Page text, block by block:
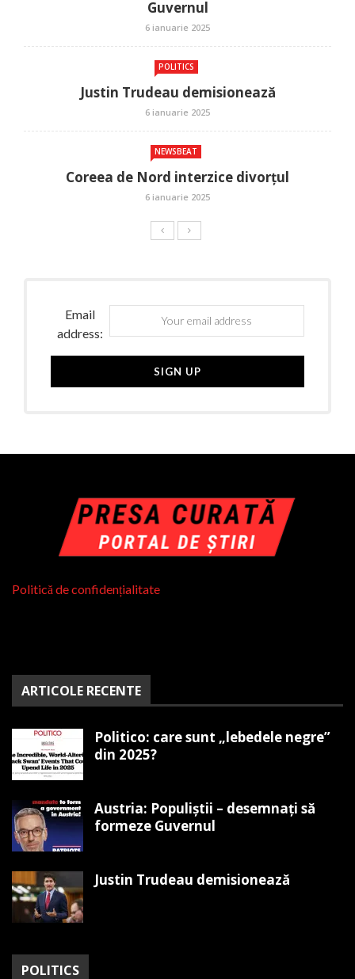
Guvernul
6 ianuarie 2025
POLITICS
Justin Trudeau demisionează
6 ianuarie 2025
NEWSBEAT
Coreea de Nord interzice divorțul
6 ianuarie 2025
Email
address:
Politică de confidențialitate
ARTICOLE RECENTE
Politico: care sunt „lebedele negre”
din 2025?
Austria: Populiștii – desemnați să
formeze Guvernul
Justin Trudeau demisionează
POLITICS